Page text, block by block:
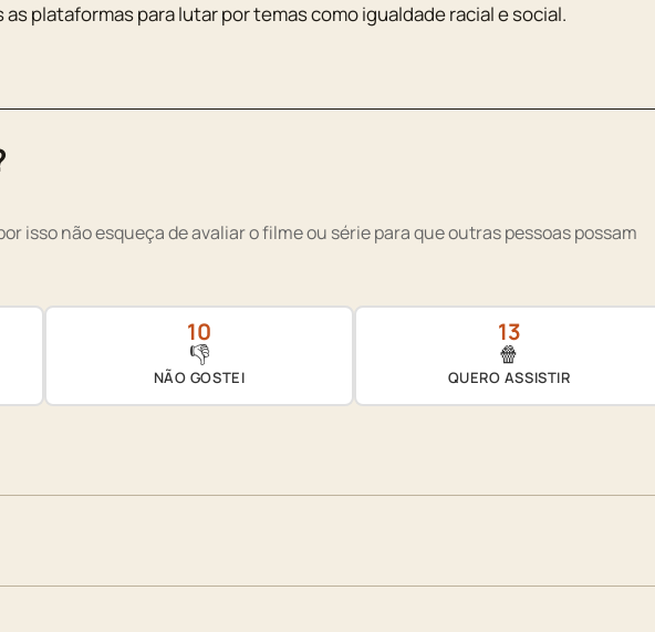
plataformas para lutar por temas como igualdade racial e social.
isso não esqueça de avaliar o filme ou série para que outras pessoas possam
10
👎
NÃO GOSTEI
13
🍿
QUERO ASSISTIR